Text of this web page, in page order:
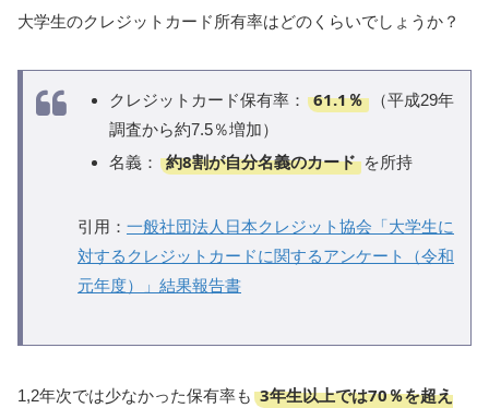
大学生のクレジットカード所有率はどのくらいでしょうか？
クレジットカード保有率： 61.1％
（平成29年
調査から約7.5％増加）
名義：
約8割が自分名義のカード を所持
引用： 一般社団法人日本クレジット協会「大学生に
対するクレジットカードに関するアンケート（令和
元年度）」結果報告書
1,2年次では少なかった保有率も 3年生以上では70％を超え